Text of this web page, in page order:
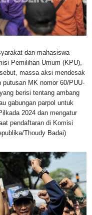
dan mahasiswa
Pemilihan Umum (KPU),
massa aksi mendesak
MK nomor 60/PUU-
berisi tentang ambang
gabungan parpol untuk
2024 dan mengatur
pendaftaran di Komisi
Thoudy Badai)